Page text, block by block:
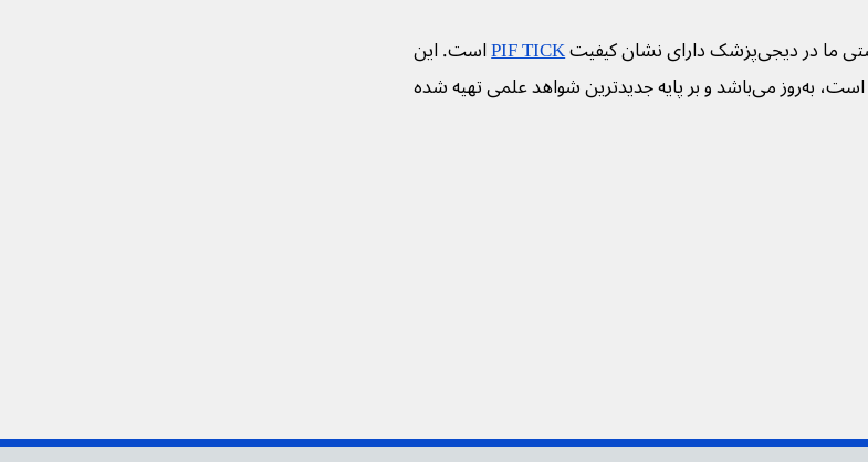
ما در دیجی‌پزشک دارای نشان کیفیتPIF TICKاست. این
به‌روز می‌باشد و بر پایه جدیدترین شواهد علمی تهیه شده